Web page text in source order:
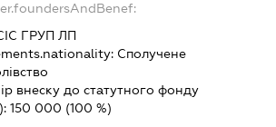
ГРУП ЛП
Сполучене
внеску до статутного фонду
150 000 (100 %)